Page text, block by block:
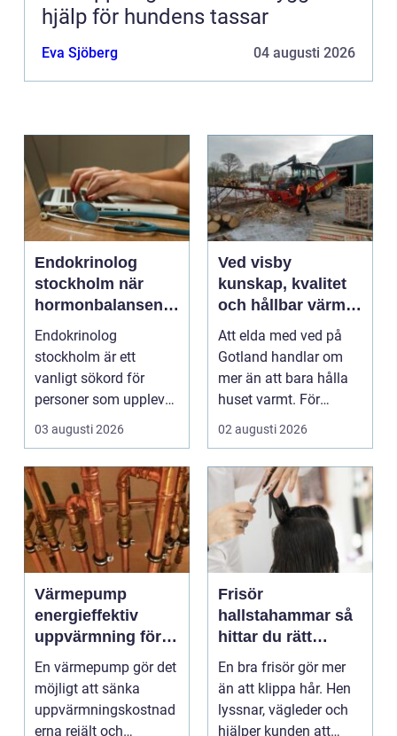
hjälp för hundens tassar
Eva Sjöberg 04 augusti 2026
Endokrinolog
stockholm när
hormonbalansen
behöver
specialistvård
Endokrinolog
stockholm är ett
vanligt sökord för
personer som upplever
trötthet,
viktförändringar, h...
03 augusti 2026
Ved visby
kunskap, kvalitet
och hållbar värme
på gotland
Att elda med ved på
Gotland handlar om
mer än att bara hålla
huset varmt. För
många är brasan i
kami...
02 augusti 2026
Värmepump
energieffektiv
uppvärmning för
moderna hem
En värmepump gör det
möjligt att sänka
uppvärmningskostnad
erna rejält och
Frisör
hallstahammar så
hittar du rätt
salong för stil,
kvalitet och känsla
En bra frisör gör mer
än att klippa hår. Hen
lyssnar, vägleder och
hjälper kunden att